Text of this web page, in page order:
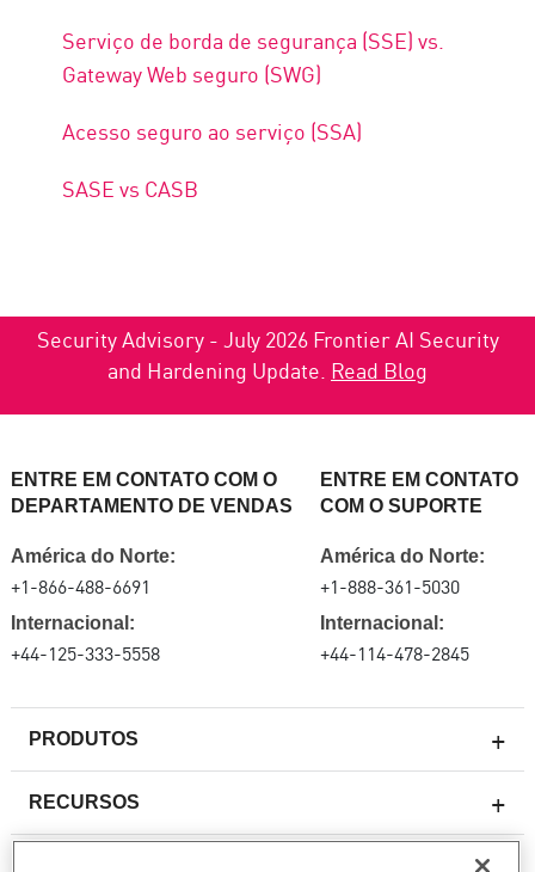
Serviço de borda de segurança (SSE) vs.
Gateway Web seguro (SWG)
Acesso seguro ao serviço (SSA)
SASE vs CASB
Security Advisory - July 2026 Frontier AI Security
and Hardening Update. Read Blog
PRODUTOS
Firewalls de última geração
RECURSOS
ENTRE EM CONTATO COM O
DEPARTAMENTO DE VENDAS
América do Norte:
+1-866-488-6691
Internacional:
+44-125-333-5558
ENTRE EM CONTATO
COM O SUPORTE
América do Norte:
+1-888-361-5030
Internacional:
+44-114-478-2845